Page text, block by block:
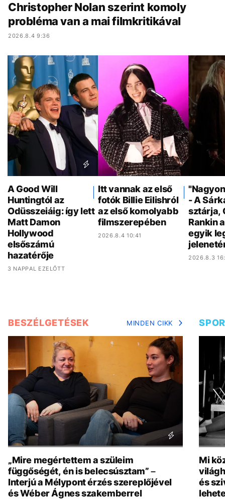
Christopher Nolan szerint komoly
probléma van a mai filmkritikával
2026.8.4 9:36
A Good Will
Huntingtól az
Odüsszeiáig: így lett
Matt Damon
Hollywood
elsőszámú
hazatérője
3 NAPPAL EZELŐTT
Itt vannak az első
fotók Billie Eilishról
az első komolyabb
filmszerepében
2026.8.4 10:41
- A
sztárja,
Rankin
egyik
2026.8.3
BESZÉLGETÉSEK MINDEN CIKK
„Mire megértettem a szüleim
függőségét, én is belecsúsztam” –
Interjú a Mélypont érzés szereplőjével
és Wéber Ágnes szakemberrel
Mi
és